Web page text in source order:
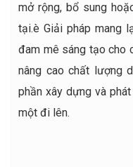
mở rộng, bổ sung
tại.è Giải pháp mang
đam mê sáng tạo cho
nâng cao chất lượng
phần xây dựng và
một đi lên.